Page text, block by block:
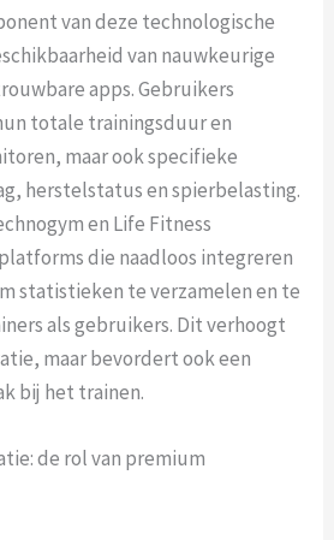
van deze technologische
van nauwkeurige
apps. Gebruikers
totale trainingsduur en
maar ook specifieke
herstelstatus en spierbelasting.
en Life Fitness
die naadloos integreren
statistieken te verzamelen en te
als gebruikers. Dit verhoogt
maar bevordert ook een
bij het trainen.
de rol van premium